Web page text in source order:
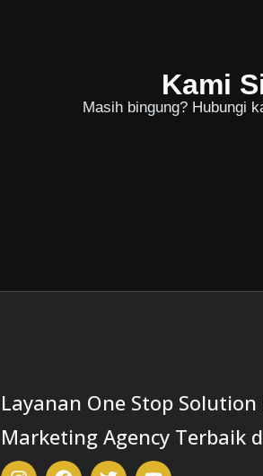
Kami
Masih bingung? Hubungi
Layanan One Stop
Marketing Agency Terbaik